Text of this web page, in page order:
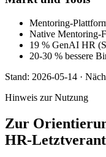
Mentoring-
Native Mentoring-
19 % GenAI HR
20-30 % bessere
Stand: 2026-05-14 ·
Hinweis zur Nutzung
Zur
HR-